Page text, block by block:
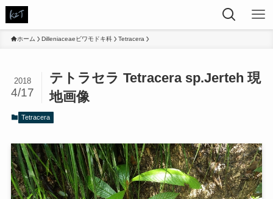
ホーム Dilleniaceaeビワモドキ科 Tetracera
テトラセラ Tetracera sp.Jerteh 現
地画像
2018
4/17
Tetracera